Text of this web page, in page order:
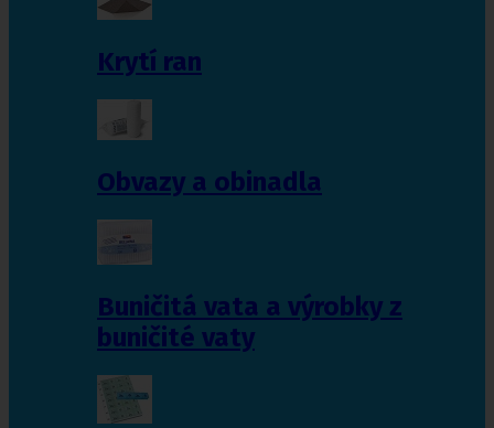
Krytí ran
Obvazy a obinadla
Buničitá vata a výrobky z
buničité vaty